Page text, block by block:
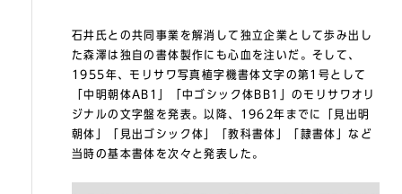
石井氏との共同事業を解消して独立企業として歩み出し
た森澤は独自の書体製作にも心血を注いだ。そして、
1955年、モリサワ写真植字機書体文字の第1号として
「中明朝体AB1」「中ゴシック体BB1」のモリサワオリ
ジナルの文字盤を発表。以降、1962年までに「見出明
朝体」「見出ゴシック体」「教科書体」「隷書体」など
当時の基本書体を次々と発表した。